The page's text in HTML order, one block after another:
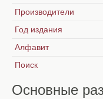
Производители
Год издания
Алфавит
Поиск
Основные